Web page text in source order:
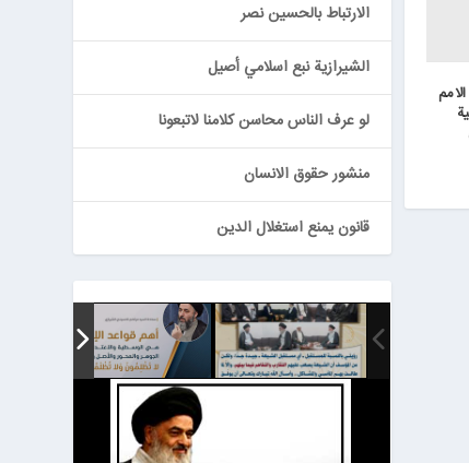
الارتباط بالحسين نصر
الشيرازية نبع اسلامي أصيل
لو عرف الناس محاسن كلامنا لاتبعونا
منشور حقوق الانسان
قانون يمنع استغلال الدين